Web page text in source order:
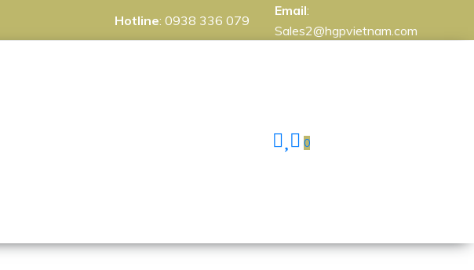
Hotline: 0938 336 079
Email:
Sales2@hgpvietnam.com
0